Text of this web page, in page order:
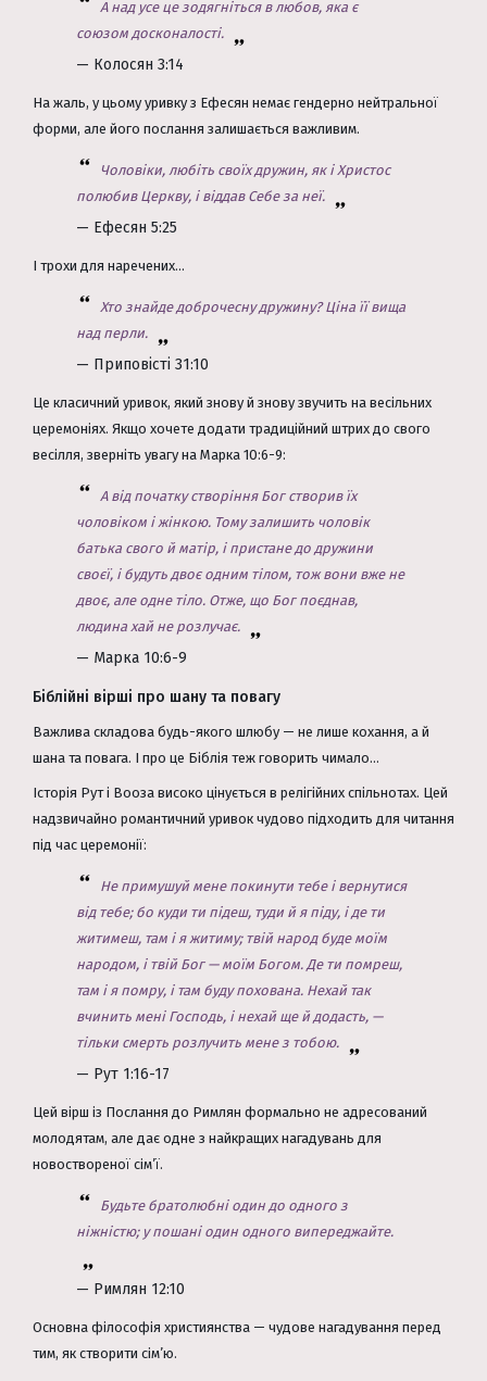
А над усе це зодягніться в любов, яка є
союзом досконалості.
— Колосян 3:14
На жаль, у цьому уривку з Ефесян немає гендерно нейтральної
форми, але його послання залишається важливим.
Чоловіки, любіть своїх дружин, як і Христос
полюбив Церкву, і віддав Себе за неї.
— Ефесян 5:25
І трохи для наречених...
Хто знайде доброчесну дружину? Ціна її вища
над перли.
— Приповісті 31:10
Це класичний уривок, який знову й знову звучить на весільних
церемоніях. Якщо хочете додати традиційний штрих до свого
весілля, зверніть увагу на Марка 10:6-9:
А від початку створіння Бог створив їх
чоловіком і жінкою. Тому залишить чоловік
батька свого й матір, і пристане до дружини
своєї, і будуть двоє одним тілом, тож вони вже не
двоє, але одне тіло. Отже, що Бог поєднав,
людина хай не розлучає.
— Марка 10:6-9
Біблійні вірші про шану та повагу
Важлива складова будь-якого шлюбу — не лише кохання, а й
шана та повага. І про це Біблія теж говорить чимало...
Історія Рут і Вооза високо цінується в релігійних спільнотах. Цей
надзвичайно романтичний уривок чудово підходить для читання
під час церемонії:
Не примушуй мене покинути тебе і вернутися
від тебе; бо куди ти підеш, туди й я піду, і де ти
житимеш, там і я житиму; твій народ буде моїм
народом, і твій Бог — моїм Богом. Де ти помреш,
там і я помру, і там буду похована. Нехай так
вчинить мені Господь, і нехай ще й додасть, —
тільки смерть розлучить мене з тобою.
— Рут 1:16-17
Цей вірш із Послання до Римлян формально не адресований
молодятам, але дає одне з найкращих нагадувань для
новоствореної сім’ї.
Будьте братолюбні один до одного з
ніжністю; у пошані один одного випереджайте.
— Римлян 12:10
Основна філософія християнства — чудове нагадування перед
тим, як створити сім’ю.